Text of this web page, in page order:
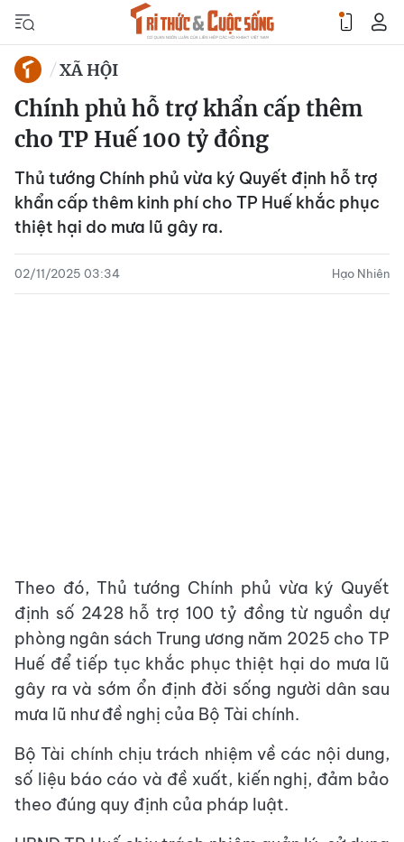
XÃ HỘI
Chính phủ hỗ trợ khẩn cấp thêm
cho TP Huế 100 tỷ đồng
Thủ tướng Chính phủ vừa ký Quyết định hỗ trợ
khẩn cấp thêm kinh phí cho TP Huế khắc phục
thiệt hại do mưa lũ gây ra.
02/11/2025 03:34 Hạo Nhiên
Theo đó, Thủ tướng Chính phủ vừa ký Quyết
định số 2428 hỗ trợ 100 tỷ đồng từ nguồn dự
phòng ngân sách Trung ương năm 2025 cho TP
Huế để tiếp tục khắc phục thiệt hại do mưa lũ
gây ra và sớm ổn định đời sống người dân sau
mưa lũ như đề nghị của Bộ Tài chính.
Bộ Tài chính chịu trách nhiệm về các nội dung,
số liệu báo cáo và đề xuất, kiến nghị, đảm bảo
theo đúng quy định của pháp luật.